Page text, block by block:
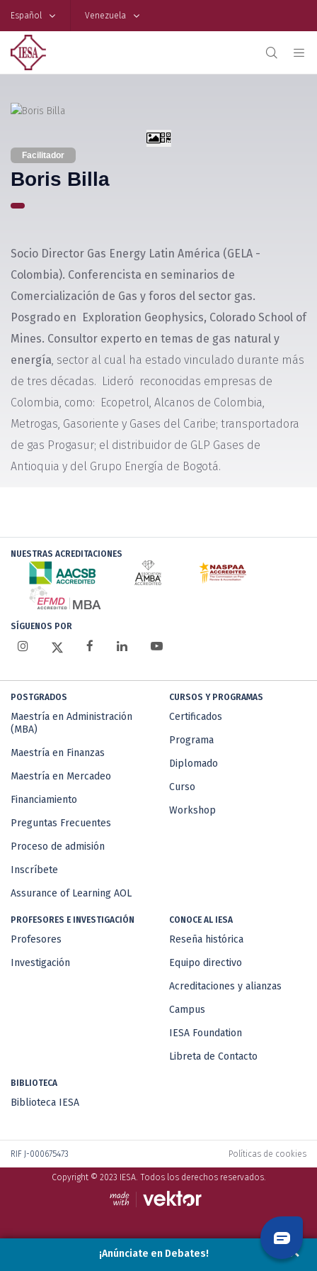
Español Venezuela
Facilitador
Boris Billa
Socio Director Gas Energy Latin América (GELA -
Colombia). Conferencista en seminarios de
Comercialización de Gas y foros del sector gas.
Posgrado en Exploration Geophysics, Colorado School of
Mines. Consultor experto en temas de gas natural y
energía, sector al cual ha estado vinculado durante más
de tres décadas. Lideró reconocidas empresas de
Colombia, como: Ecopetrol, Alcanos de Colombia,
Metrogas, Gasoriente y Gases del Caribe; transportadora
de gas Progasur; el distribuidor de GLP Gases de
Antioquia y del Grupo Energía de Bogotá.
NUESTRAS ACREDITACIONES
SÍGUENOS POR
POSTGRADOS
Maestría en Administración
(MBA)
Maestría en Finanzas
Maestría en Mercadeo
Financiamiento
Preguntas Frecuentes
Proceso de admisión
Inscríbete
Assurance of Learning AOL
CURSOS Y PROGRAMAS
Certificados
Programa
Diplomado
Curso
Workshop
PROFESORES E INVESTIGACIÓN
Profesores
Investigación
CONOCE AL IESA
Reseña histórica
Equipo directivo
Acreditaciones y alianzas
Campus
IESA Foundation
Libreta de Contacto
BIBLIOTECA
Biblioteca IESA
RIF J-000675473 Políticas de cookies
Copyright © 2023 IESA. Todos los derechos reservados.
¡Anúnciate en Debates!